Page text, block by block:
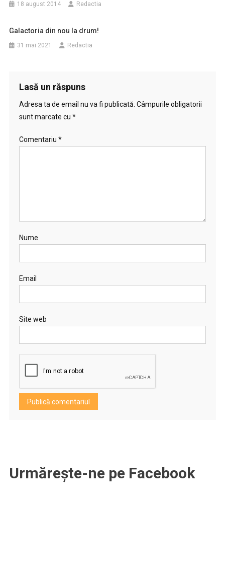
18 august 2014 Redactia
Galactoria din nou la drum!
31 mai 2021 Redactia
Lasă un răspuns
Adresa ta de email nu va fi publicată. Câmpurile obligatorii
sunt marcate cu *
Comentariu *
Nume
Email
Site web
Urmărește-ne pe Facebook